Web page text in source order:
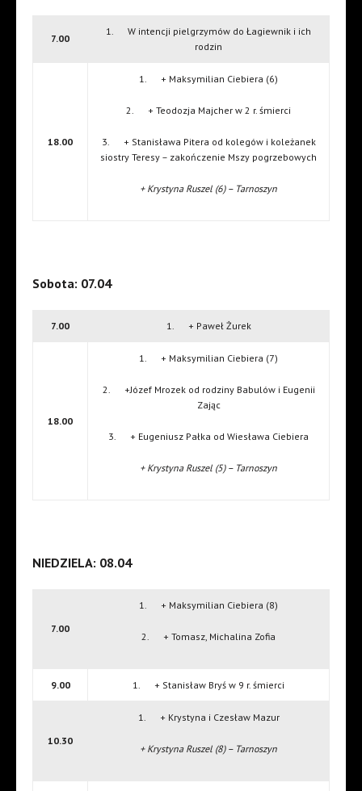
7.00
1. W intencji pielgrzymów do Łagiewnik i ich
rodzin
18.00
1. + Maksymilian Ciebiera (6)
2. + Teodozja Majcher w 2 r. śmierci
3. + Stanisława Pitera od kolegów i koleżanek
siostry Teresy – zakończenie Mszy pogrzebowych
+ Krystyna Ruszel (6) – Tarnoszyn
Sobota: 07.04
7.00 1. + Paweł Żurek
18.00
1. + Maksymilian Ciebiera (7)
2. +Józef Mrozek od rodziny Babulów i Eugenii
Zając
3. + Eugeniusz Pałka od Wiesława Ciebiera
+ Krystyna Ruszel (5) – Tarnoszyn
NIEDZIELA: 08.04
7.00
1. + Maksymilian Ciebiera (8)
2. + Tomasz, Michalina Zofia
9.00 1. + Stanisław Bryś w 9 r. śmierci
10.30
1. + Krystyna i Czesław Mazur
+ Krystyna Ruszel (8) – Tarnoszyn